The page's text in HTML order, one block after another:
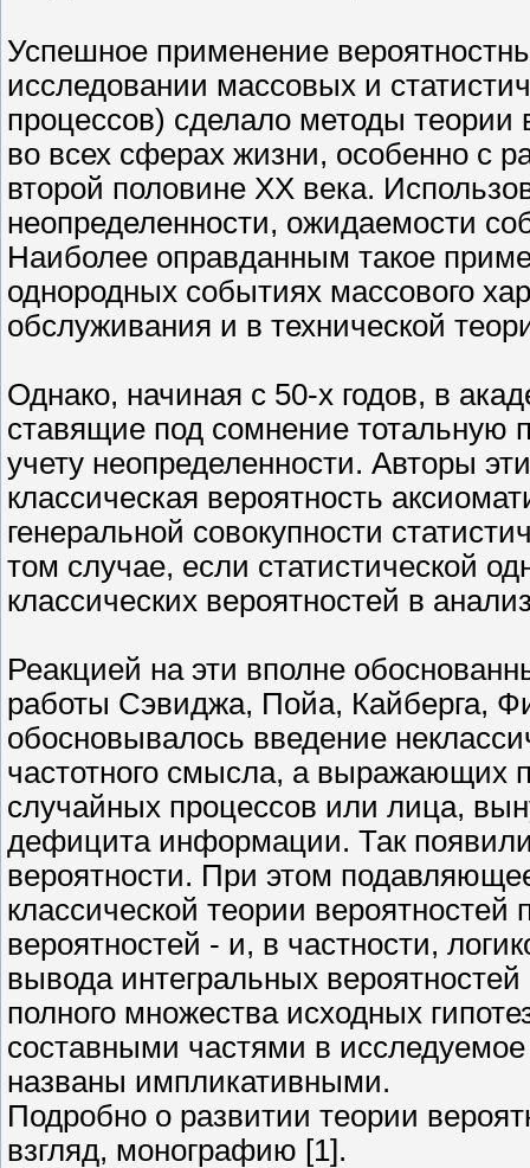
Успешное применение
исследовании массовых и
процессов) сделало методы
во всех сферах жизни, особенно с
второй половине XX века.
неопределенности, ожидаемости
Наиболее оправданным такое
однородных событиях массового
обслуживания и в технической
Однако, начиная с 50-х годов, в
ставящие под сомнение тотальную
учету неопределенности. Авторы
классическая вероятность
генеральной совокупности
том случае, если статистической
классических вероятностей в
Реакцией на эти вполне
работы Сэвиджа, Пойа, Кайберга,
обосновывалось введение
частотного смысла, а выражающих
случайных процессов или лица,
дефицита информации. Так
вероятности. При этом
классической теории вероятностей
вероятностей - и, в частности,
вывода интегральных
полного множества исходных
составными частями в
названы импликативными.
Подробно о развитии теории
взгляд, монографию [1].